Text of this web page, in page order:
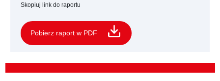
Skopiuj link do raportu
Pobierz raport w PDF